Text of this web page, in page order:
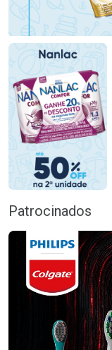
Patrocinados